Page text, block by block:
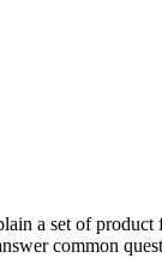
a set of product
common